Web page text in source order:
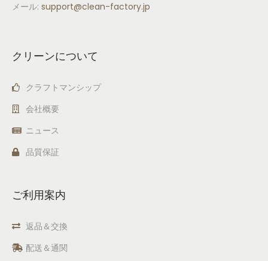
メール: support@clean-factory.jp
クリーンについて
クラフトマンシップ
会社概要
ニュース
品質保証
ご利用案内
返品＆交換
配送＆通関